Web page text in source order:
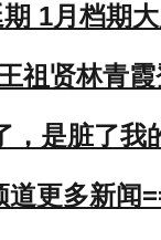
期 1月档期
祖贤林青
，是脏了我
更多新闻